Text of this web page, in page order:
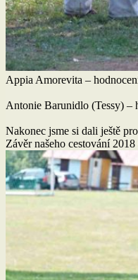
Appia Amorevita –
Antonie Barunidlo (Tessy) –
Nakonec jsme si dali ještě
Závěr našeho cestování